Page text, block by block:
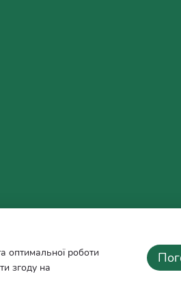
тропіків у вашому саду, а плоди
у садовій справі.
достатнє освітлення, оскільки
оптимальної роботи
згоду на